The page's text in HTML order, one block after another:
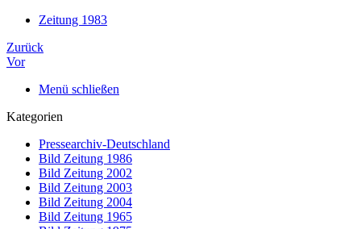
Zeitung 1983
Zurück
Vor
Menü schließen
Kategorien
Pressearchiv-Deutschland
Bild Zeitung 1986
Bild Zeitung 2002
Bild Zeitung 2003
Bild Zeitung 2004
Bild Zeitung 1965